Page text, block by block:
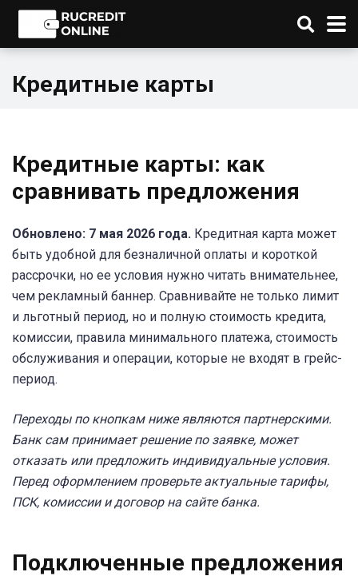
Кредитные карты
Кредитные карты: как
сравнивать предложения
Обновлено: 7 мая 2026 года. Кредитная карта может
быть удобной для безналичной оплаты и короткой
рассрочки, но ее условия нужно читать внимательнее,
чем рекламный баннер. Сравнивайте не только лимит
и льготный период, но и полную стоимость кредита,
комиссии, правила минимального платежа, стоимость
обслуживания и операции, которые не входят в грейс-
период.
Переходы по кнопкам ниже являются партнерскими.
Банк сам принимает решение по заявке, может
отказать или предложить индивидуальные условия.
Перед оформлением проверьте актуальные тарифы,
ПСК, комиссии и договор на сайте банка.
Подключенные предложения